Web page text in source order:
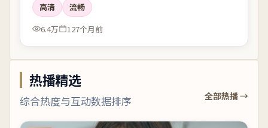
高清
流畅
6.4万
127个月前
热播精选
综合热度与互动数据排序 全部热播 →